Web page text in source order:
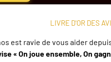
LIVRE D'OR DES
est ravie de vous aider
« On joue ensemble, On